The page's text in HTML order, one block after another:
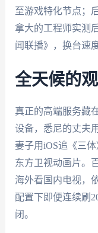
至游戏特化节点；
拿大的工程师实测
闻联播》，换台速
全天候的
真正的高端服务藏
设备，悉尼的丈夫
妻子用iOS追《三
东方卫视动画片。
海外看国内电视，
配置下即便连续刷
闭。